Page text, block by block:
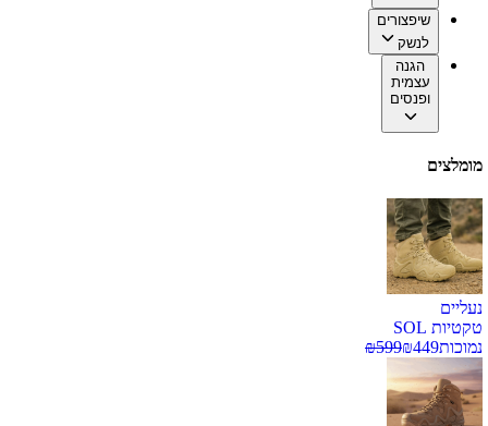
שיפצורים
לנשק
הגנה
עצמית
ופנסים
מומלצים
נעליים
טקטיות SOL
נמוכות
₪449
₪599